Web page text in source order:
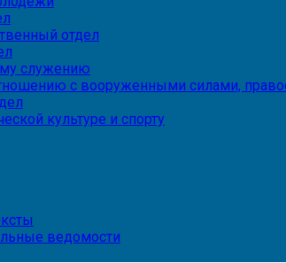
отдел
служению
с вооруженными силами,
культуре и спорту
ведомости